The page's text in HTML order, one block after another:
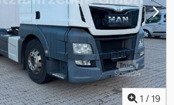
1 / 19